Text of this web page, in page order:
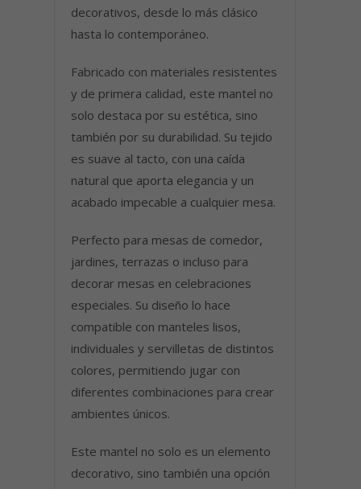
decorativos, desde lo más clásico
hasta lo contemporáneo.
Fabricado con materiales resistentes
y de primera calidad, este mantel no
solo destaca por su estética, sino
también por su durabilidad. Su tejido
es suave al tacto, con una caída
natural que aporta elegancia y un
acabado impecable a cualquier mesa.
Perfecto para mesas de comedor,
jardines, terrazas o incluso para
decorar mesas en celebraciones
especiales. Su diseño lo hace
compatible con manteles lisos,
individuales y servilletas de distintos
colores, permitiendo jugar con
diferentes combinaciones para crear
ambientes únicos.
Este mantel no solo es un elemento
decorativo, sino también una opción